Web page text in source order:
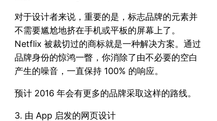
对于设计者来说，重要的是，标志品牌的元素并
不需要尴尬地挤在手机或平板的屏幕上了。
Netflix 被裁切过的商标就是一种解决方案。通过
品牌身份的惊鸿一瞥，你消除了由不必要的空白
产生的噪音，一直保持 100% 的响应。
预计 2016 年会有更多的品牌采取这样的路线。
3. 由 App 启发的网页设计